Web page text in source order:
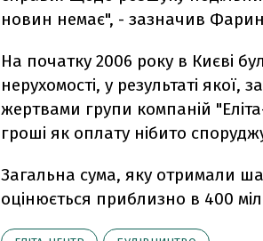
новин немає", - зазначив
На початку 2006 року в Києві
нерухомості, у результаті
жертвами групи компаній
гроші як оплату нібито
Загальна сума, яку отримали
оцінюється приблизно в 400